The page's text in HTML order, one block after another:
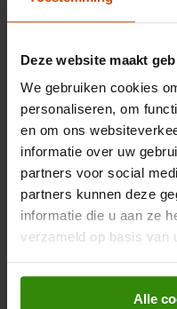
Deze website maakt
We gebruiken cookies
personaliseren, om
en om ons
informatie over uw
partners voor social
partners kunnen deze
informatie die u aan ze
verzameld op basis van
Alle
5 van 5 sterren.
Practical solution and
9 MAANDEN GELEDEN
Simple to install. Does what
Met Google vertalen
Oorspronkelijk